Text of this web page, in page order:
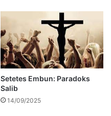
Setetes Embun: Paradoks
Salib
14/09/2025